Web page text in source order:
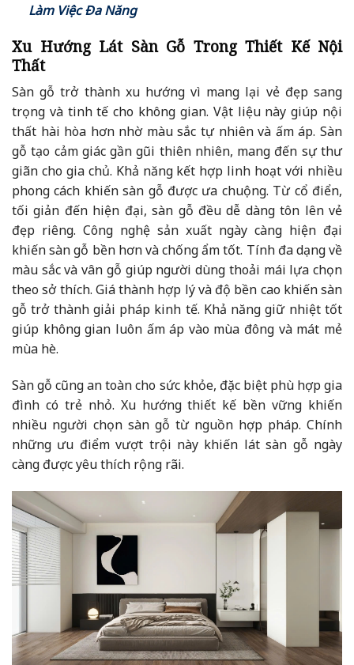
Làm Việc Đa Năng
Xu Hướng Lát Sàn Gỗ Trong Thiết Kế Nội
Thất
Sàn gỗ trở thành xu hướng vì mang lại vẻ đẹp sang
trọng và tinh tế cho không gian. Vật liệu này giúp nội
thất hài hòa hơn nhờ màu sắc tự nhiên và ấm áp. Sàn
gỗ tạo cảm giác gần gũi thiên nhiên, mang đến sự thư
giãn cho gia chủ. Khả năng kết hợp linh hoạt với nhiều
phong cách khiến sàn gỗ được ưa chuộng. Từ cổ điển,
tối giản đến hiện đại, sàn gỗ đều dễ dàng tôn lên vẻ
đẹp riêng. Công nghệ sản xuất ngày càng hiện đại
khiến sàn gỗ bền hơn và chống ẩm tốt. Tính đa dạng về
màu sắc và vân gỗ giúp người dùng thoải mái lựa chọn
theo sở thích. Giá thành hợp lý và độ bền cao khiến sàn
gỗ trở thành giải pháp kinh tế. Khả năng giữ nhiệt tốt
giúp không gian luôn ấm áp vào mùa đông và mát mẻ
mùa hè.
Sàn gỗ cũng an toàn cho sức khỏe, đặc biệt phù hợp gia
đình có trẻ nhỏ. Xu hướng thiết kế bền vững khiến
nhiều người chọn sàn gỗ từ nguồn hợp pháp. Chính
những ưu điểm vượt trội này khiến lát sàn gỗ ngày
càng được yêu thích rộng rãi.